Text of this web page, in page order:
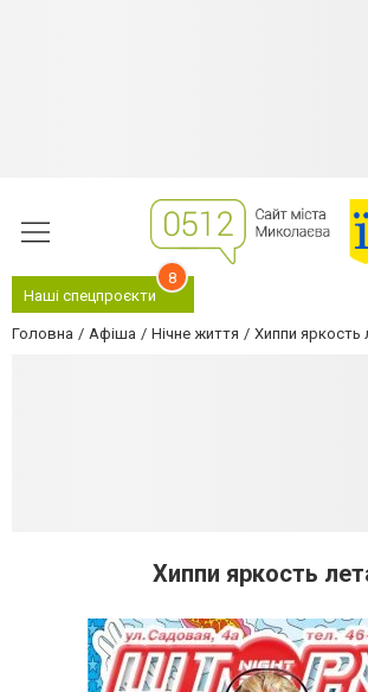
Наші спецпроєкти
8
Головна Афіша Нічне життя Хиппи яркость
Хиппи яркость